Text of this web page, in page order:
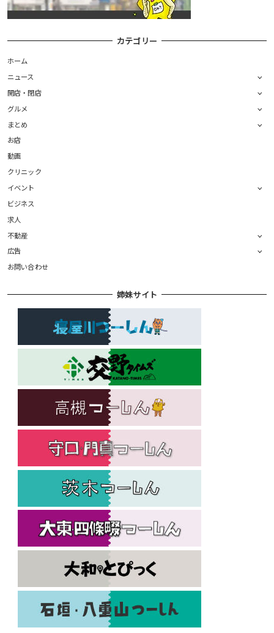
カテゴリー
ホーム
ニュース
開店・閉店
グルメ
まとめ
お店
動画
クリニック
イベント
ビジネス
求人
不動産
広告
お問い合わせ
姉妹サイト